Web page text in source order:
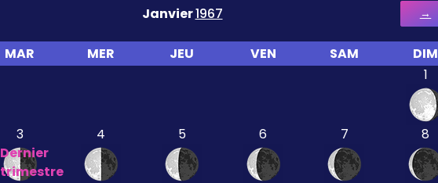
Janvier1967 →
MAR MER JEU VEN SAM
DIM
1
3
Dernier
trimestre
4 5 6 7 8